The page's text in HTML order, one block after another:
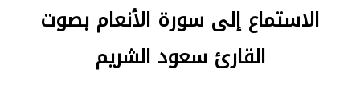
الاستماع إلى سورة الأنعام بصوت
القارئ سعود الشريم